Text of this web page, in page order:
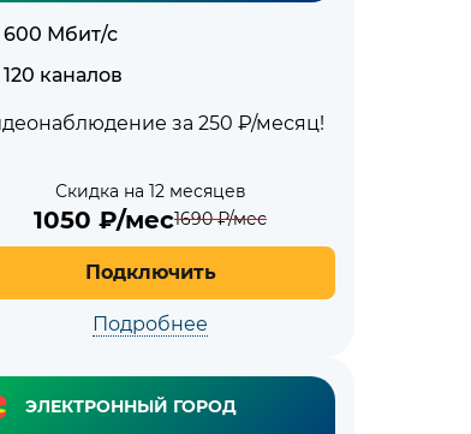
600 Мбит/с
120 каналов
за 250 ₽/месяц!
Скидка на 12 месяцев
1050 ₽/мес1690₽/мес
Подключить
Подробнее
ЭЛЕКТРОННЫЙ ГОРОД